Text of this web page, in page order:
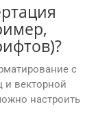
с
и векторной
настроить